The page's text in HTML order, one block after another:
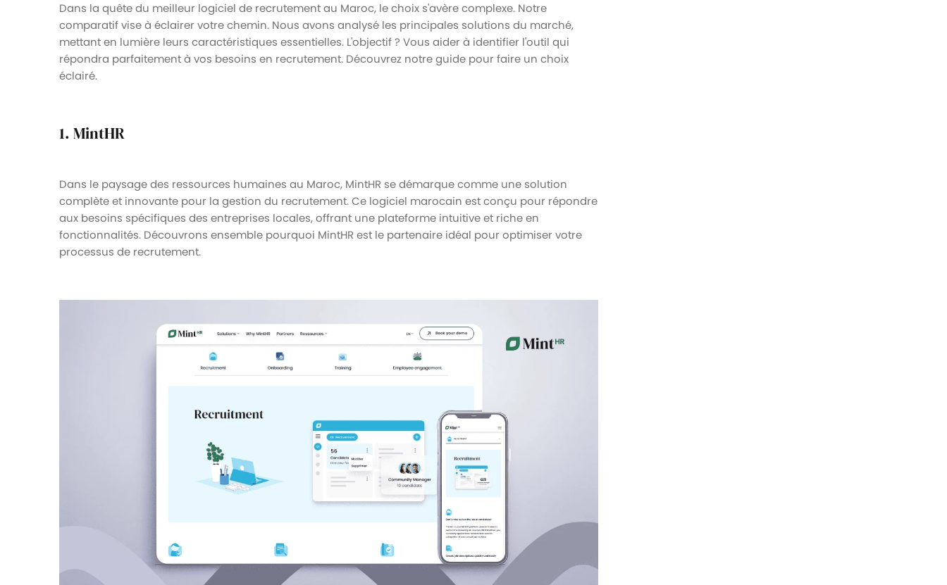
Dans la quête du meilleur logiciel de recrutement au Maroc, le choix s'avère complexe. Notre
comparatif vise à éclairer votre chemin. Nous avons analysé les principales solutions du marché,
mettant en lumière leurs caractéristiques essentielles. L'objectif ? Vous aider à identifier l'outil qui
répondra parfaitement à vos besoins en recrutement. Découvrez notre guide pour faire un choix
éclairé.
1. MintHR
Dans le paysage des ressources humaines au Maroc, MintHR se démarque comme une solution
complète et innovante pour la gestion du recrutement. Ce logiciel marocain est conçu pour répondre
aux besoins spécifiques des entreprises locales, offrant une plateforme intuitive et riche en
fonctionnalités. Découvrons ensemble pourquoi MintHR est le partenaire idéal pour optimiser votre
processus de recrutement.